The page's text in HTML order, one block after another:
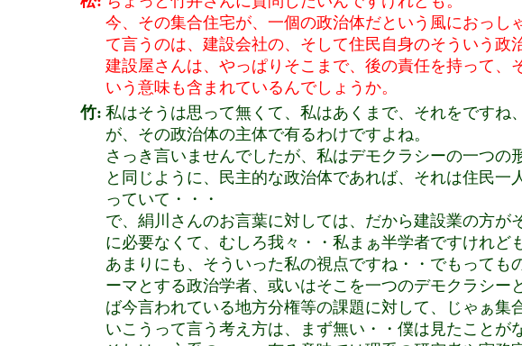
今、その集合住宅が、一個の政治体だという風におっし
て言うのは、建設会社の、そして住民自身のそういう政
建設屋さんは、やっぱりそこまで、後の責任を持って、
いう意味も含まれているんでしょうか。
竹: 私はそうは思って無くて、私はあくまで、それをですね
が、その政治体の主体で有るわけですよね。
さっき言いませんでしたが、私はデモクラシーの一つ
と同じように、民主的な政治体であれば、それは住民
っていて・・・
で、絹川さんのお言葉に対しては、だから建設業の方が
に必要なくて、むしろ我々・・私まぁ半学者ですけれ
あまりにも、そういった私の視点ですね・・でもっても
ーマとする政治学者、或いはそこを一つのデモクラシー
ば今言われている地方分権等の課題に対して、じゃぁ集
いこうって言う考え方は、まず無い・・僕は見たことが